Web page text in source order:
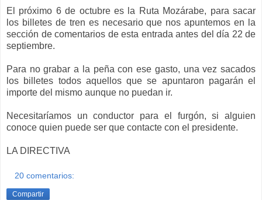
El próximo 6 de octubre es la Ruta Mozárabe, para sacar
los billetes de tren es necesario que nos apuntemos en la
sección de comentarios de esta entrada antes del día 22 de
septiembre.
Para no grabar a la peña con ese gasto, una vez sacados
los billetes todos aquellos que se apuntaron pagarán el
importe del mismo aunque no puedan ir.
Necesitaríamos un conductor para el furgón, si alguien
conoce quien puede ser que contacte con el presidente.
LA DIRECTIVA
20 comentarios:
Compartir